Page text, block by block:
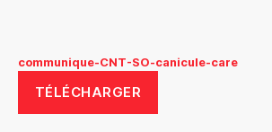
communique-CNT-SO-canicule-care
TÉLÉCHARGER